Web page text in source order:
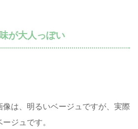
が大人っぽい
は、明るいベージュですが、実際
ジュです。